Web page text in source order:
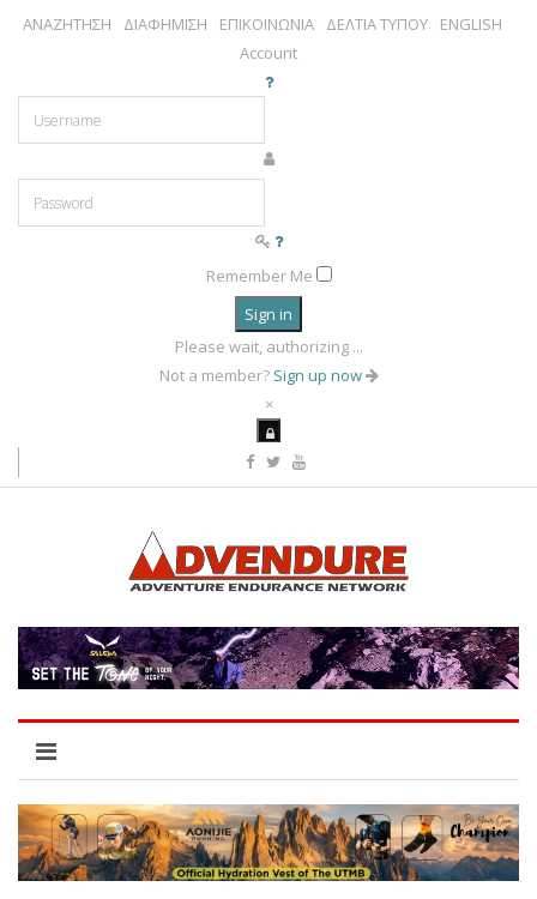
ΑΝΑΖΗΤΗΣΗ ΔΙΑΦΗΜΙΣΗ ΕΠΙΚΟΙΝΩΝΙΑ ΔΕΛΤΙΑ ΤΥΠΟΥ
ENGLISH
Account
Remember Me
Sign in
Please wait, authorizing ...
Not a member? Sign up now
×